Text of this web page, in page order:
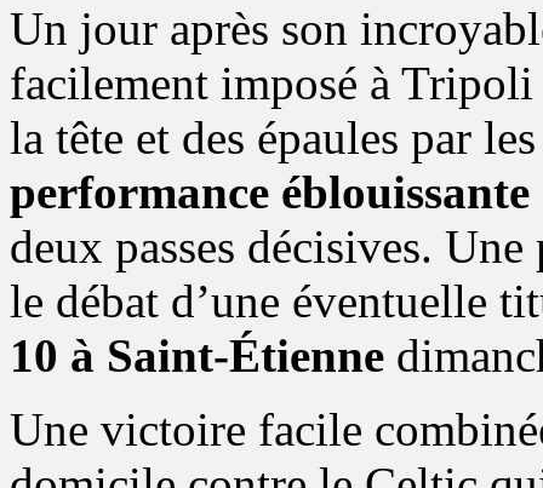
Un jour après son
facilement imposé à
la tête et des épaules par
performance
deux passes décisives.
le débat d’une éventuelle
10 à Saint-Étienne
Une victoire facile